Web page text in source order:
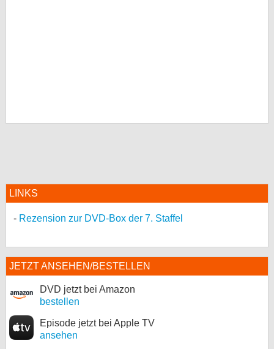
LINKS
Rezension zur DVD-Box der 7. Staffel
JETZT ANSEHEN/BESTELLEN
DVD jetzt bei Amazon
bestellen
Episode jetzt bei Apple TV
ansehen